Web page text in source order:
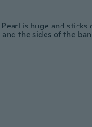
is huge and sticks
the sides of the